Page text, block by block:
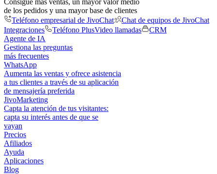
Consigue más ventas, un mayor valor medio
de los pedidos y una mayor base de clientes
Teléfono empresarial de JivoChat
Chat de equipos de JivoChat
Integraciones
Teléfono PlusVideo llamadas
CRM
Agente de IA
Gestiona las preguntas
más frecuentes
WhatsApp
Aumenta las ventas y ofrece asistencia
a tus clientes a través de su aplicación
de mensajería preferida
JivoMarketing
Capta la atención de tus visitantes:
capta su interés antes de que se
vayan
Precios
Afiliados
Ayuda
Aplicaciones
Blog